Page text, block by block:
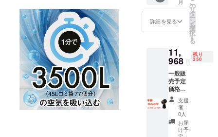
ルター
×6 ・日
本語取
一部離
島は発
送いた
しかね
ますの
でご理
解の
上、ご
支援の
ほどお
願いい
込）
内容
物： ・
NewBe
st卓上
フード
本体
TBX8)
色：
ブラッ
ク ×1
台 ・AC
アダプ
タｘ1
・ポリ
マフィ
詳細を見る
の
リ
タ
ー
ン
を
選
択
す
る
11,
968 円
残り
350
一般販
売予定
価格
18,700
円(税込)
の36％
オフ
→11,96
支援
者：
0人
お届
け予